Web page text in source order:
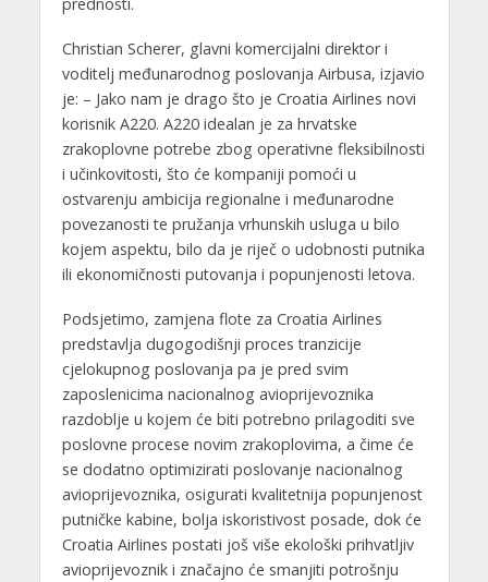
Christian Scherer, glavni komercijalni direktor i
voditelj međunarodnog poslovanja Airbusa, izjavio
je: – Jako nam je drago što je Croatia Airlines novi
korisnik A220. A220 idealan je za hrvatske
zrakoplovne potrebe zbog operativne fleksibilnosti
i učinkovitosti, što će kompaniji pomoći u
ostvarenju ambicija regionalne i međunarodne
povezanosti te pružanja vrhunskih usluga u bilo
kojem aspektu, bilo da je riječ o udobnosti putnika
ili ekonomičnosti putovanja i popunjenosti letova.
Podsjetimo, zamjena flote za Croatia Airlines
predstavlja dugogodišnji proces tranzicije
cjelokupnog poslovanja pa je pred svim
zaposlenicima nacionalnog avioprijevoznika
razdoblje u kojem će biti potrebno prilagoditi sve
poslovne procese novim zrakoplovima, a čime će
se dodatno optimizirati poslovanje nacionalnog
avioprijevoznika, osigurati kvalitetnija popunjenost
putničke kabine, bolja iskoristivost posade, dok će
Croatia Airlines postati još više ekološki prihvatljiv
avioprijevoznik i značajno će smanjiti potrošnju